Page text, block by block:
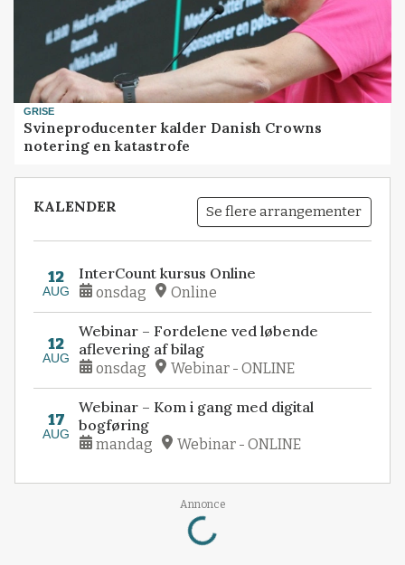
GRISE
Svineproducenter kalder Danish Crowns
notering en katastrofe
KALENDER Se flere arrangementer
12
AUG
InterCount kursus Online
onsdag Online
12
AUG
Webinar – Fordelene ved løbende
aflevering af bilag
onsdag Webinar - ONLINE
17
AUG
Webinar – Kom i gang med digital
bogføring
mandag Webinar - ONLINE
Annonce
Loading...